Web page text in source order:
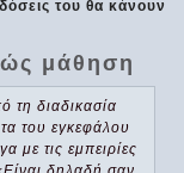
του θα κάνουν
μάθηση
τη διαδικασία
του εγκεφάλου
με τις εμπειρίες